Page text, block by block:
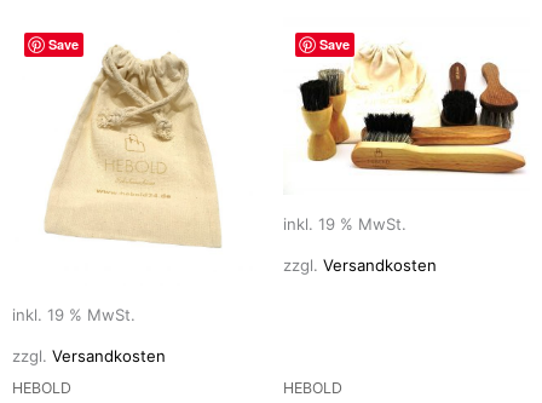
Save
inkl. 19 % MwSt.
zzgl. Versandkosten
HEBOLD
Save
inkl. 19 % MwSt.
zzgl. Versandkosten
HEBOLD